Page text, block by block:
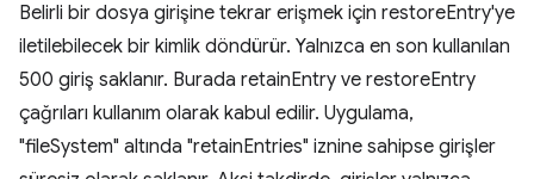
Belirli bir dosya girişine tekrar erişmek için restoreEntry'ye
iletilebilecek bir kimlik döndürür. Yalnızca en son kullanılan
500 giriş saklanır. Burada retainEntry ve restoreEntry
çağrıları kullanım olarak kabul edilir. Uygulama,
"fileSystem" altında "retainEntries" iznine sahipse girişler